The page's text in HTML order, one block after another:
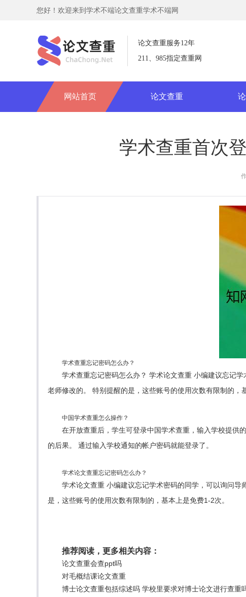
您好！欢迎来到学术不端论文查重学术不端网
网站首页 论文查重
论文查重服务12年
211、985指定查重网
学术查重首次
学术查重忘记密码怎么办？
学术查重忘记密码怎么办？ 学术论文查重 小编建议忘记
老师修改的。 特别提醒的是，这些账号的使用次数有限制的，
中国学术查重怎么操作？
在开放查重后，学生可登录中国学术查重，输入学校提供
的后果。 通过输入学校通知的帐户密码就能登录了。
学术论文查重忘记密码怎么办？
学术论文查重 小编建议忘记学术密码的同学，可以询问
是，这些账号的使用次数有限制的，基本上是免费1-2次。
推荐阅读，更多相关内容：
论文查重会查ppt吗
对毛概结课论文查重
博士论文查重包括综述吗 学校里要求对博士论文进行查重